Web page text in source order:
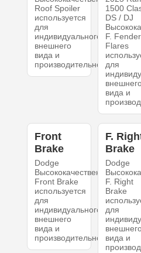
Roof Spoiler
используется
для
индивидуального
внешнего
вида и
производительности.
1500
DS / DJ
F. Fender
Flares
для
вида и
Front
Brake
Dodge
Высококачественный
Front Brake
используется
для
индивидуального
внешнего
вида и
производительности.
F.
Brake
Dodge
F. Right
Brake
для
вида и